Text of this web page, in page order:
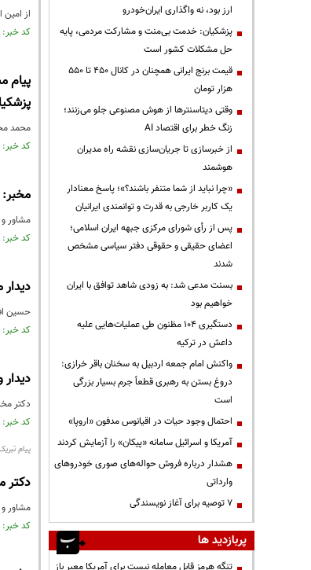
از
کد خبر: ۸۷۳۳۶۲ تاریخ انتشار : ۱۴۰۴/۰۶/۱۷
پیام
محمد
کد خبر: ۸۷۰۸۷۸ تاریخ انتشار : ۱۴۰۴/۰۴/۱۸
مشاور
کد خبر: ۸۶۰۱۲۱ تاریخ انتشار : ۱۴۰۳/۰۹/۲۰
حسین
کد خبر: ۸۵۷۶۱۴ تاریخ انتشار : ۱۴۰۳/۰۸/۱۹
دکتر
کد خبر: ۸۵۶۱۸۳ تاریخ انتشار : ۱۴۰۳/۰۷/۲۳
پیام
دکتر مخبر:
مشاور
کد خبر: ۸۵۵۷۴۱ تاریخ انتشار : ۱۴۰۳/۰۷/۱۶
ارز بود، نه واگذاری ایران‌خودرو
پزشکیان: خدمت بی‌منت و مشارکت مردمی، پایه
حل مشکلات کشور است
قیمت‌ برنج ایرانی همچنان در کانال ۴۵۰ تا ۵۵۰
هزار تومان
وقتی دیتاسنترها از هوش مصنوعی جلو می‌زنند؛
زنگ خطر برای اقتصاد AI
از خبرسازی تا جریان‌سازی نقشه راه مدیران
هوشمند
«چرا نباید از شما متنفر باشند؟»؛ پاسخ معنادار
یک کاربر خارجی به قدرت و توانمندی ایرانیان
پس از رأی شورای مرکزی جبهه ایران اسلامی؛
اعضای حقیقی و حقوقی دفتر سیاسی مشخص
شدند
بسنت مدعی شد: به زودی شاهد توافق با ایران
خواهیم بود
دستگیری ۱۰۴ مظنون طی عملیات‌هایی علیه
داعش در ترکیه
واکنش امام جمعه اردبیل به سخنان باقر خرازی:
دروغ بستن به رهبری قطعاً جرم بسیار بزرگی
است
احتمال وجود حیات در اقیانوس مدفون «اروپا»
آمریکا و اسرائیل سامانه «پیکان» را آزمایش کردند
هشدار درباره فروش حواله‌های صوری خودروهای
وارداتی
۷ توصیه برای آغاز نویسندگی
پربازدید ها
تنگه هرمز قابل معامله نیست برای آمریکا معبر باز